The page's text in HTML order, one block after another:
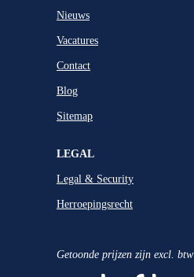
Nieuws
Vacatures
Contact
Blog
Sitemap
LEGAL
Legal & Security
Herroepingsrecht
Getoonde prijzen zijn excl. btw